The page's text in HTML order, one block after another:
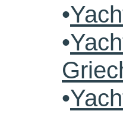
•
•
•